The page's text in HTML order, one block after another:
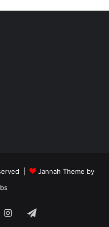
pasti
|
Jannah Theme by
InstagramTelegram